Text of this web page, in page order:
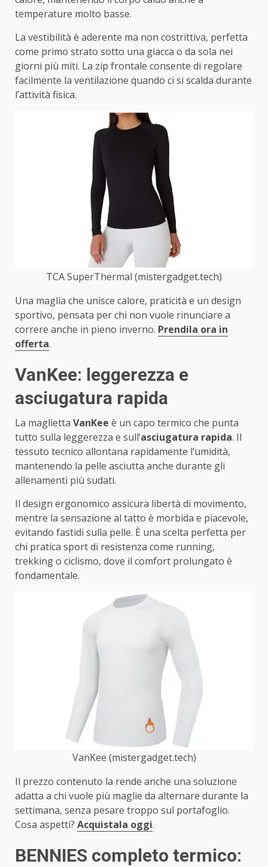
temperature molto basse.
La vestibilità è aderente ma non costrittiva, perfetta
come primo strato sotto una giacca o da sola nei
giorni più miti. La zip frontale consente di regolare
facilmente la ventilazione quando ci si scalda durante
l’attività fisica.
TCA SuperThermal (mistergadget.tech)
Una maglia che unisce calore, praticità e un design
sportivo, pensata per chi non vuole rinunciare a
correre anche in pieno inverno. Prendila ora in
offerta.
VanKee: leggerezza e
asciugatura rapida
La maglietta VanKee è un capo termico che punta
tutto sulla leggerezza e sull’asciugatura rapida. Il
tessuto tecnico allontana rapidamente l’umidità,
mantenendo la pelle asciutta anche durante gli
allenamenti più sudati.
Il design ergonomico assicura libertà di movimento,
mentre la sensazione al tatto è morbida e piacevole,
evitando fastidi sulla pelle. È una scelta perfetta per
chi pratica sport di resistenza come running,
trekking o ciclismo, dove il comfort prolungato è
fondamentale.
VanKee (mistergadget.tech)
Il prezzo contenuto la rende anche una soluzione
adatta a chi vuole più maglie da alternare durante la
settimana, senza pesare troppo sul portafoglio.
Cosa aspetti? Acquistala oggi.
BENNIES completo termico: